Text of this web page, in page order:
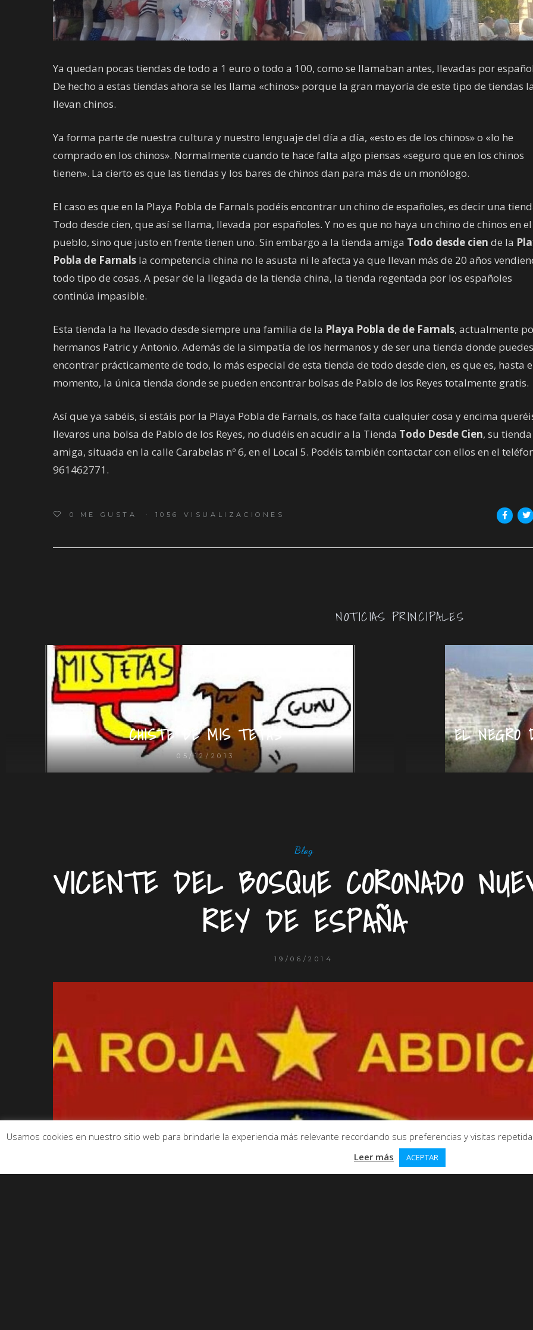
Ya quedan pocas tiendas de todo a 1 euro o todo a 100, como se llamaban antes, llevadas por
De hecho a estas tiendas ahora se les llama «chinos» porque la gran mayoría de este tipo de tiendas
llevan chinos.
Ya forma parte de nuestra cultura y nuestro lenguaje del día a día, «esto es de los chinos» o «lo he
comprado en los chinos». Normalmente cuando te hace falta algo piensas «seguro que en los chinos
tienen». La cierto es que las tiendas y los bares de chinos dan para más de un monólogo.
El caso es que en la Playa Pobla de Farnals podéis encontrar un chino de españoles, es decir una
Todo desde cien, que así se llama, llevada por españoles. Y no es que no haya un chino de chinos en el
pueblo, sino que justo en frente tienen uno. Sin embargo a la tienda amiga Todo desde cien de la
Pobla de Farnals la competencia china no le asusta ni le afecta ya que llevan más de 20 años
todo tipo de cosas. A pesar de la llegada de la tienda china, la tienda regentada por los españoles
continúa impasible.
Esta tienda la ha llevado desde siempre una familia de la Playa Pobla de de Farnals, actualmente
hermanos Patric y Antonio. Además de la simpatía de los hermanos y de ser una tienda donde puedes
encontrar prácticamente de todo, lo más especial de esta tienda de todo desde cien, es que es, hasta
momento, la única tienda donde se pueden encontrar bolsas de Pablo de los Reyes totalmente gratis.
Así que ya sabéis, si estáis por la Playa Pobla de Farnals, os hace falta cualquier cosa y encima
llevaros una bolsa de Pablo de los Reyes, no dudéis en acudir a la Tienda Todo Desde Cien, su tienda
amiga, situada en la calle Carabelas nº 6, en el Local 5. Podéis también contactar con ellos en el
961462771.
0 ME GUSTA 1056 VISUALIZACIONES
NOTICIAS PRINCIPALES
CHISTE DE MIS TETAS
05/12/2013
EL NEGRO
Blog
VICENTE DEL BOSQUE CORONADO
REY DE ESPAÑA
19/06/2014
Usamos cookies en nuestro sitio web para brindarle la experiencia más relevante recordando sus preferencias y visitas
Leer más
ACEPTAR